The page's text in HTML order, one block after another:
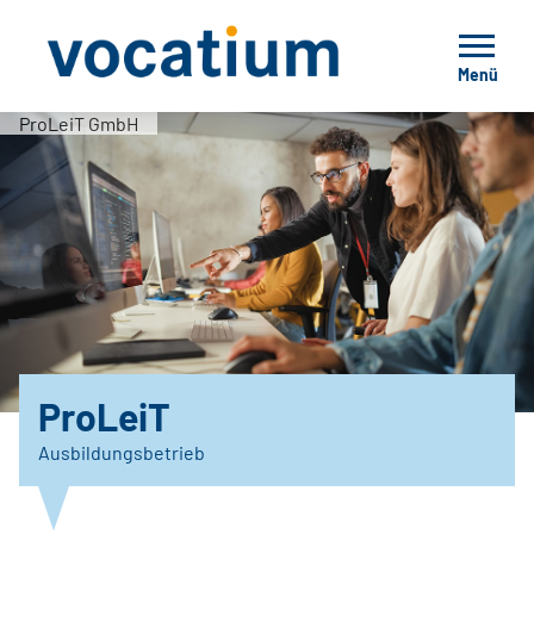
Menü
ProLeiT GmbH
ProLeiT
Ausbildungsbetrieb